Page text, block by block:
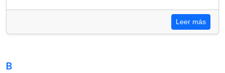
Leer más
B